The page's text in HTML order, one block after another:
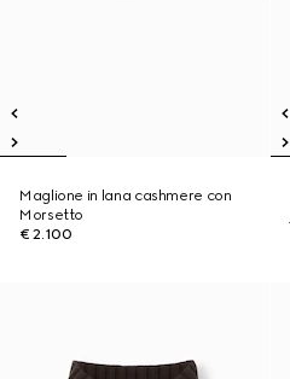
Maglione in lana cashmere con
Morsetto
€ 2.100